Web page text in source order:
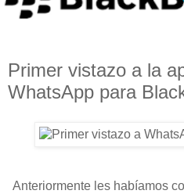
Primer vistazo a la
WhatsApp para
Anteriormente les habíamos